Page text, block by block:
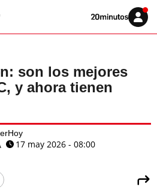
Volver
Iniciar
sesión
son los mejores
y ahora tienen
17 may 2026 - 08:00